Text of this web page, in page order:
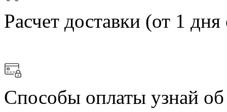
Расчет доставки (от 1 дня
Способы оплаты узнай